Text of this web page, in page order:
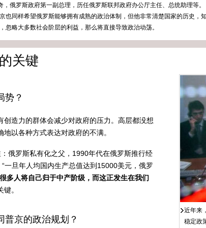
俄罗斯政府第一副总理，历任俄罗斯联邦政府办公厅主任、总统助理等。
也同样希望俄罗斯能够拥有成熟的政治体制，但他非常清楚国家的历史，
忽略大多数社会阶层的利益，那么将直接导致政治动荡。
关键
势？
造力的群体会减少对政府的压力。高层都没想
以各种方式表达对政府的不满。
俄罗斯私有化之父，1990年代在俄罗斯推行经
旦年人均国内生产总值达到15000美元，俄罗
多人将自己归于中产阶级，而这正发生在我们
。
普京的政治规划？
近年来
稳定政